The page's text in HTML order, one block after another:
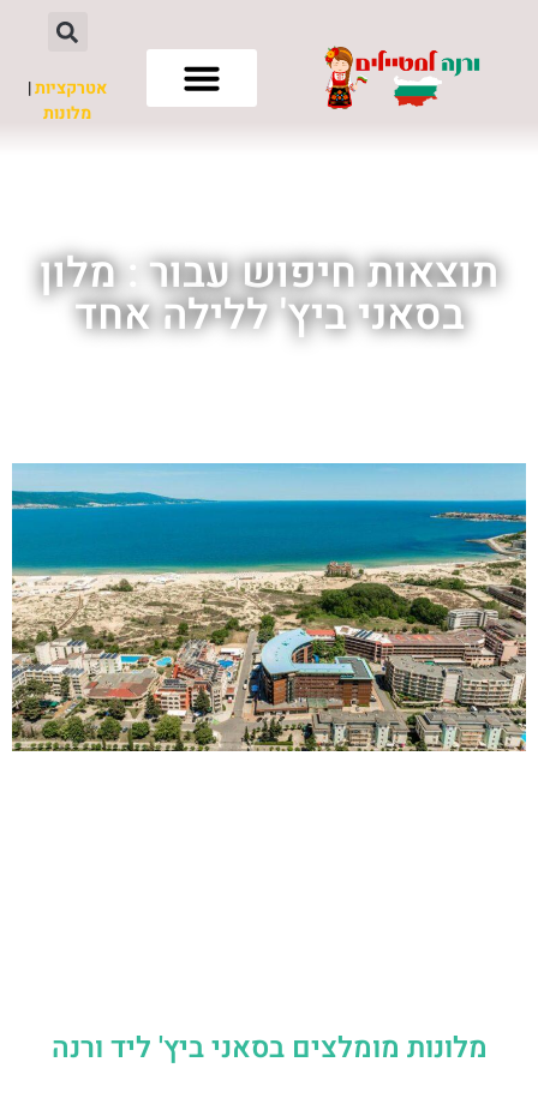
אטרקציות|
מלונות
תוצאות חיפוש עבור : מלון
בסאני ביץ' ללילה אחד
מלונות מומלצים בסאני ביץ' ליד ורנה